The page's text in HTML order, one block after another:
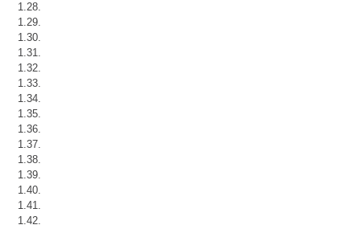
1.28.
1.29.
1.30.
1.31.
1.32.
1.33.
1.34.
1.35.
1.36.
1.37.
1.38.
1.39.
1.40.
1.41.
1.42.